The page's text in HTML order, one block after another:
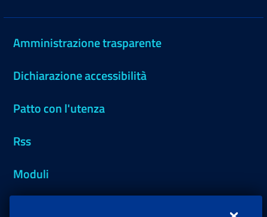
Amministrazione trasparente
Dichiarazione accessibilità
Patto con l'utenza
Rss
Moduli